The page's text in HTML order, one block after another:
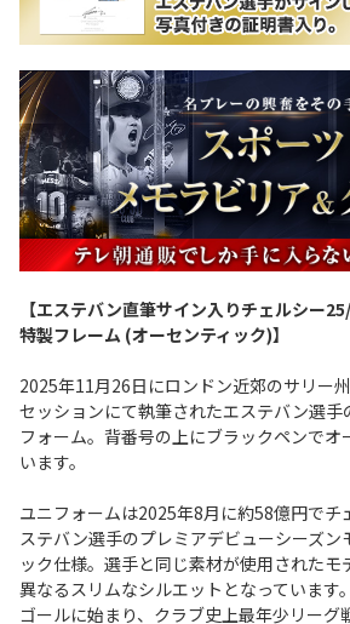
【エステバン直筆サイン入りチェルシー
特製フレーム (オーセンティック)】
2025年11月26日にロンドン近郊のサリー
セッションにて執筆されたエステバン選手
フォーム。背番号の上にブラックペンでオ
います。
ユニフォームは2025年8月に約58億円でチ
ステバン選手のプレミアデビューシーズン
ック仕様。選手と同じ素材が使用されたモ
異なるスリムなシルエットとなっています
ゴールに始まり、クラブ史上最年少リーグ